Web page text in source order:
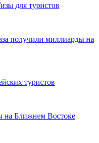
для туристов
получили миллиарды на
туристов
на Ближнем Востоке